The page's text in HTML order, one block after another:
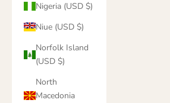
Nigeria (USD $)
Niue (USD $)
Norfolk Island
(USD $)
North
Macedonia